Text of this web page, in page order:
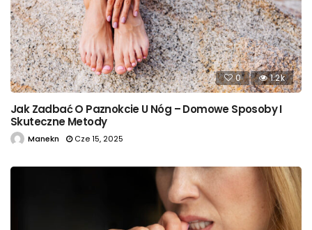
0 1.2k
Jak Zadbać O Paznokcie U Nóg – Domowe Sposoby I
Skuteczne Metody
Manekn Cze 15, 2025